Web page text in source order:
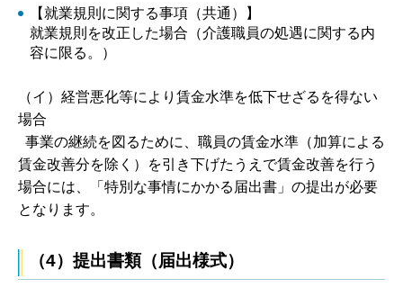
【就業規則に関する事項（共通）】
就業規則を改正した場合（介護職員の処遇に関する内
容に限る。）
（イ）経営悪化等により賃金水準を低下せざるを得ない
場合
事業の継続を図るために、職員の賃金水準（加算による
賃金改善分を除く）を引き下げたうえで賃金改善を行う
場合には、「特別な事情にかかる届出書」の提出が必要
となります。
（4）提出書類（届出様式）